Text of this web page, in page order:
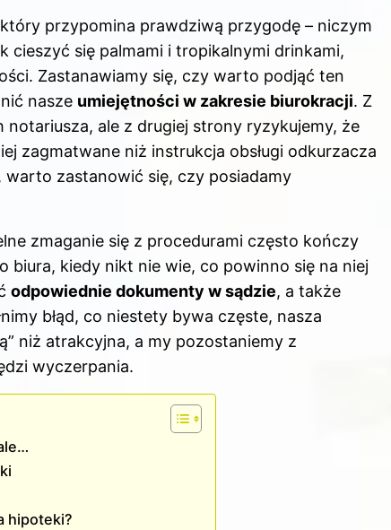
przypomina prawdziwą przygodę – niczym
cieszyć się palmami i tropikalnymi drinkami,
Zastanawiamy się, czy warto podjąć ten
nasze umiejętności w zakresie biurokracji. Z
ale z drugiej strony ryzykujemy, że
zagmatwane niż instrukcja obsługi odkurzacza
zastanowić się, czy posiadamy
zmaganie się z procedurami często kończy
biura, kiedy nikt nie wie, co powinno się na niej
odpowiednie dokumenty w sądzie, a także
błąd, co niestety bywa częste, nasza
niż atrakcyjna, a my pozostaniemy z
wyczerpania.
hipoteki?